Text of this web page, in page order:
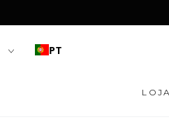
PT